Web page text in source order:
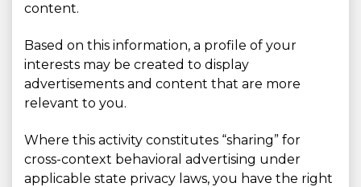
content.
Based on this information, a profile of your
interests may be created to display
advertisements and content that are more
relevant to you.
Where this activity constitutes “sharing” for
cross-context behavioral advertising under
applicable state privacy laws, you have the right